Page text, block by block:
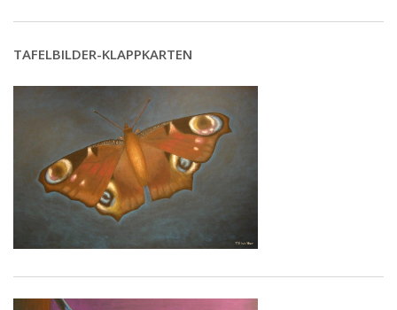
TAFELBILDER-KLAPPKARTEN